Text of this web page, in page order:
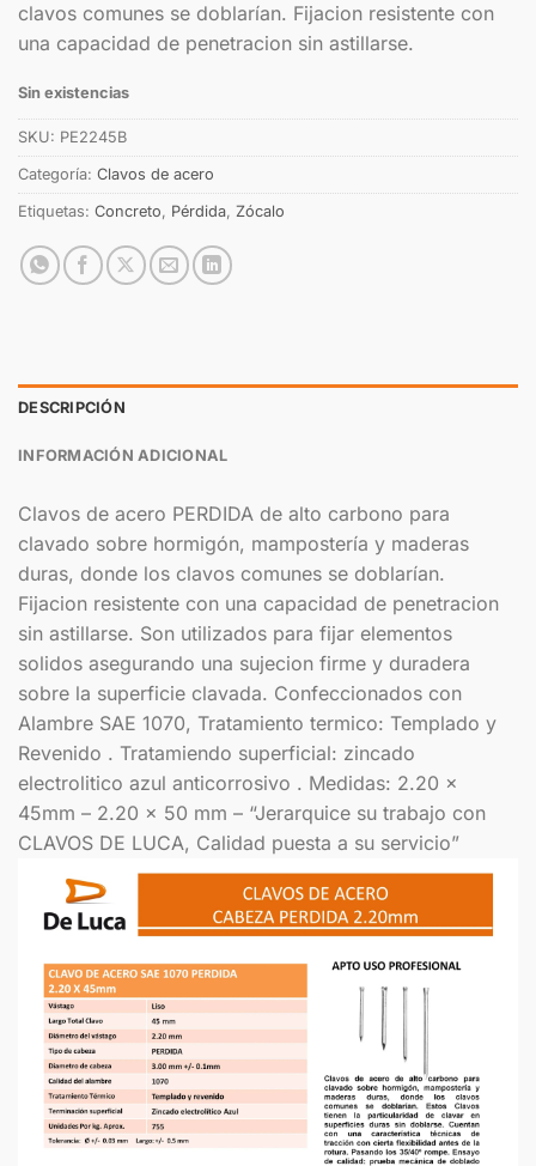
clavos comunes se doblarían. Fijacion resistente con
una capacidad de penetracion sin astillarse.
Sin existencias
SKU: PE2245B
Categoría: Clavos de acero
Etiquetas: Concreto, Pérdida, Zócalo
DESCRIPCIÓN
INFORMACIÓN ADICIONAL
Clavos de acero PERDIDA de alto carbono para
clavado sobre hormigón, mampostería y maderas
duras, donde los clavos comunes se doblarían.
Fijacion resistente con una capacidad de penetracion
sin astillarse. Son utilizados para fijar elementos
solidos asegurando una sujecion firme y duradera
sobre la superficie clavada. Confeccionados con
Alambre SAE 1070, Tratamiento termico: Templado y
Revenido . Tratamiendo superficial: zincado
electrolitico azul anticorrosivo . Medidas: 2.20 x
45mm – 2.20 x 50 mm – “Jerarquice su trabajo con
CLAVOS DE LUCA, Calidad puesta a su servicio”